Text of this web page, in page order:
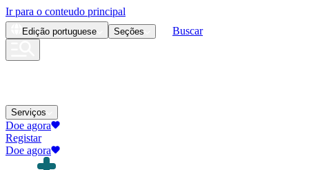
Ir para o conteudo principal
Edição portuguese Seções Buscar
Serviços
Doe agora
Registar
Doe agora